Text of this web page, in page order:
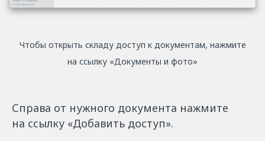
Чтобы открыть складу доступ к документам, нажмите
на ссылку «Документы и фото»
Справа от нужного документа нажмите
на ссылку «Добавить доступ».